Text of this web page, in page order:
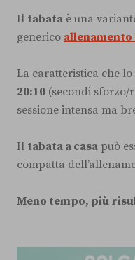
Il tabata è una
generico allenamento
La caratteristica che lo
20:10 (secondi sforzo/
sessione intensa ma
Il tabata a casa può
compatta
Meno tempo, più